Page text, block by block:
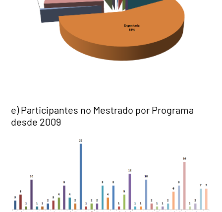
e) Participantes no Mestrado por Programa
desde 2009